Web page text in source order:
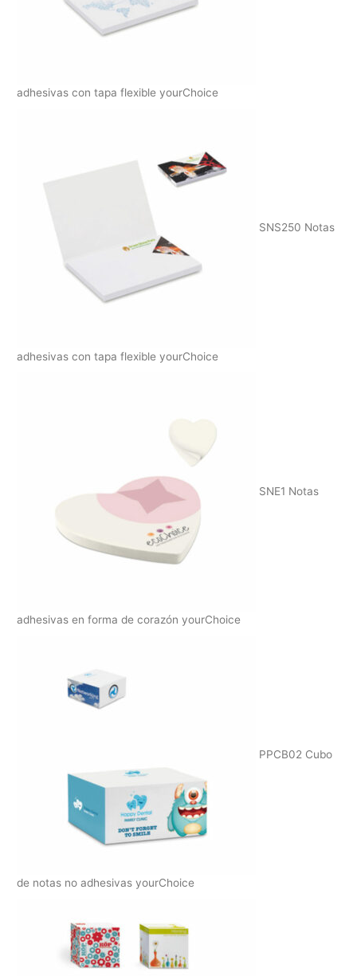
adhesivas con tapa flexible yourChoice
SNS250 Notas
adhesivas con tapa flexible yourChoice
SNE1 Notas
adhesivas en forma de corazón yourChoice
PPCB02 Cubo
de notas no adhesivas yourChoice